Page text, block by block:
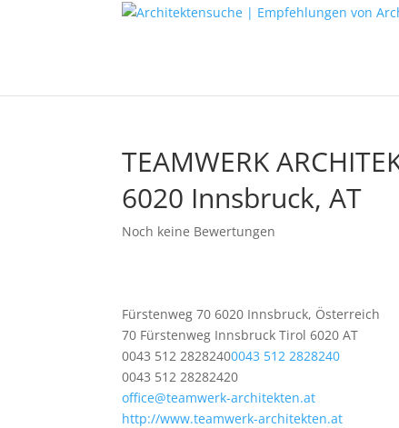
TEAMWERK
6020 Innsbruck, AT
Noch keine Bewertungen
Fürstenweg 70 6020 Innsbruck, Österreich
70 Fürstenweg Innsbruck Tirol 6020 AT
0043 512 28282400043 512 2828240
0043 512 28282420
office@teamwerk-architekten.at
http://www.teamwerk-architekten.at